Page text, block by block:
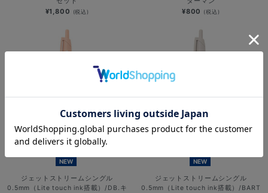
¥1,800 (税込) ¥800 (税込)
NEW
ジェットストリームシングル
0.5mm（Lite touch ink搭載）/DB.キ
NEW
ジェットストリームシングル
0.5mm（Lite touch ink搭載）/BART